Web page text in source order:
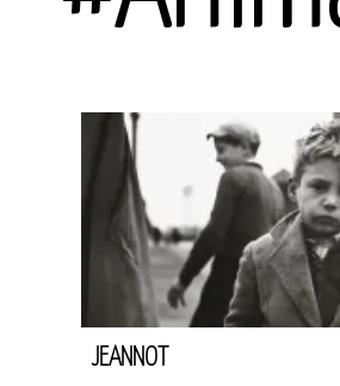
JEANNOT